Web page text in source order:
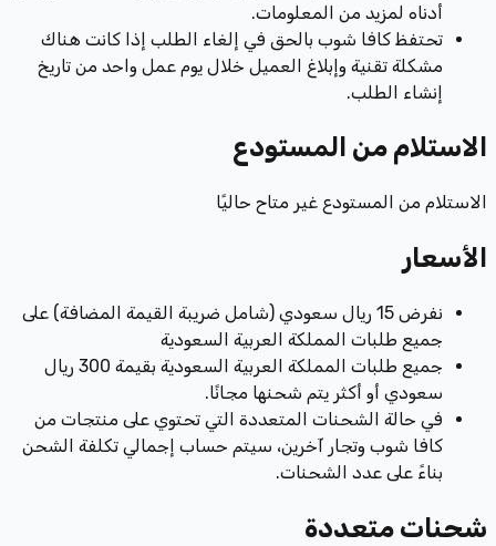
أدناه لمزيد من المعلومات.
تحتفظ كافا شوب بالحق في إلغاء الطلب إذا كانت هناك
مشكلة تقنية وإبلاغ العميل خلال يوم عمل واحد من تاريخ
إنشاء الطلب.
الاستلام من المستودع
الاستلام من المستودع غير متاح حاليًا
الأسعار
نفرض 15 ريال سعودي (شامل ضريبة القيمة المضافة) على
جميع طلبات المملكة العربية السعودية
جميع طلبات المملكة العربية السعودية بقيمة 300 ريال
سعودي أو أكثر يتم شحنها مجانًا.
في حالة الشحنات المتعددة التي تحتوي على منتجات من
كافا شوب وتجار آخرين، سيتم حساب إجمالي تكلفة الشحن
بناءً على عدد الشحنات.
شحنات متعددة